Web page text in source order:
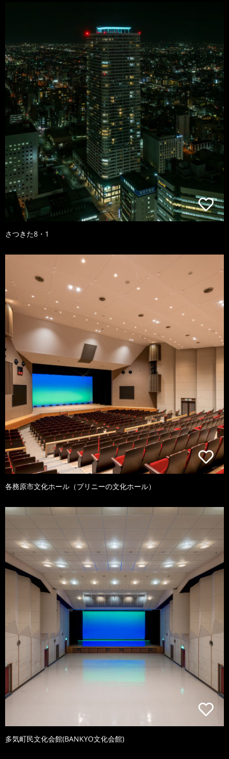
さつきた8・1
各務原市文化ホール（プリニーの文化ホール）
多気町民文化会館(BANKYO文化会館)